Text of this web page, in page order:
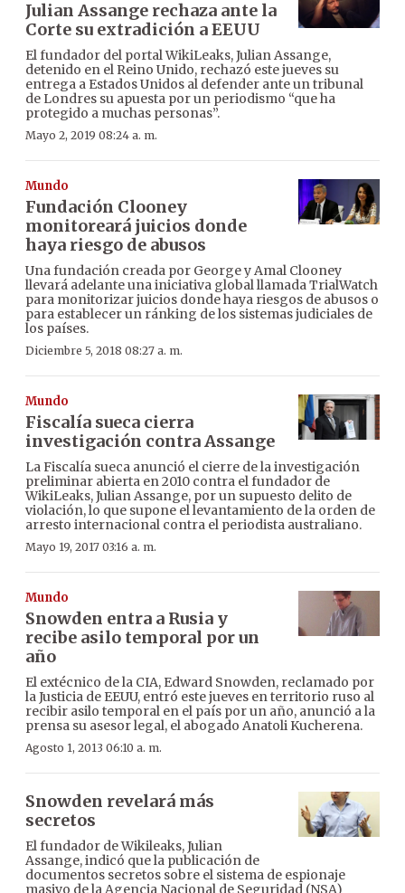
Julian Assange rechaza ante la
Corte su extradición a EEUU
El fundador del portal WikiLeaks, Julian Assange,
detenido en el Reino Unido, rechazó este jueves su
entrega a Estados Unidos al defender ante un tribunal
de Londres su apuesta por un periodismo “que ha
protegido a muchas personas”.
Mayo 2, 2019 08:24 a. m.
Mundo
Fundación Clooney
monitoreará juicios donde
haya riesgo de abusos
Una fundación creada por George y Amal Clooney
llevará adelante una iniciativa global llamada TrialWatch
para monitorizar juicios donde haya riesgos de abusos o
para establecer un ránking de los sistemas judiciales de
los países.
Diciembre 5, 2018 08:27 a. m.
Mundo
Fiscalía sueca cierra
investigación contra Assange
La Fiscalía sueca anunció el cierre de la investigación
preliminar abierta en 2010 contra el fundador de
WikiLeaks, Julian Assange, por un supuesto delito de
violación, lo que supone el levantamiento de la orden de
arresto internacional contra el periodista australiano.
Mayo 19, 2017 03:16 a. m.
Mundo
Snowden entra a Rusia y
recibe asilo temporal por un
año
El extécnico de la CIA, Edward Snowden, reclamado por
la Justicia de EEUU, entró este jueves en territorio ruso al
recibir asilo temporal en el país por un año, anunció a la
prensa su asesor legal, el abogado Anatoli Kucherena.
Agosto 1, 2013 06:10 a. m.
Snowden revelará más
secretos
El fundador de Wikileaks, Julian
Assange, indicó que la publicación de
documentos secretos sobre el sistema de espionaje
masivo de la Agencia Nacional de Seguridad (NSA)